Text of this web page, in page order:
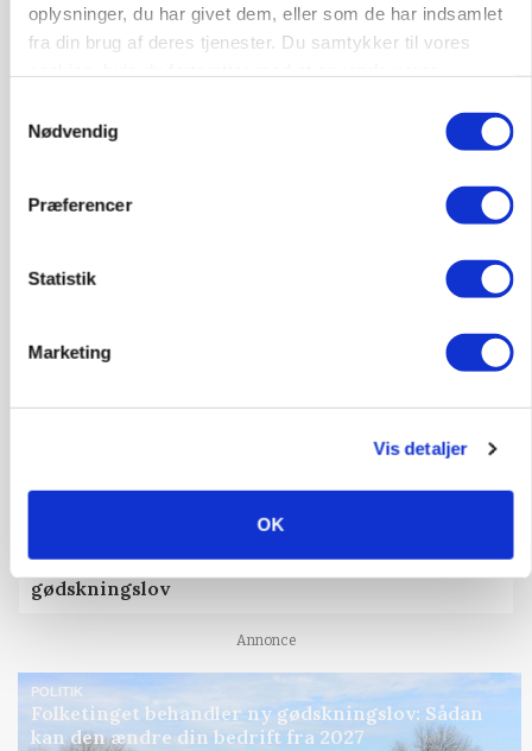
oplysninger, du har givet dem, eller som de har indsamlet
fra din brug af deres tjenester. Du samtykker til vores
Nødvendig
Præferencer
Statistik
Marketing
Vis detaljer
OK
MARKED
Russisk mælkepris dykker 23 procent
protestgruppe vil demonstrere mod ny
gødskningslov
Annonce
POLITIK
Folketinget behandler ny gødskningslov: Sådan
kan den ændre din bedrift fra 2027